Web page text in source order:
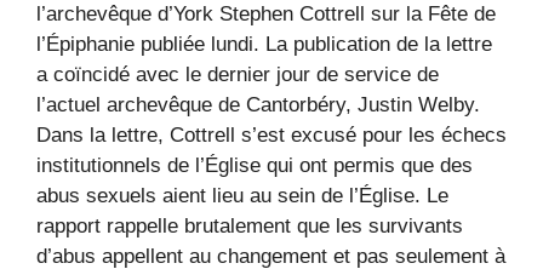
l’archevêque d’York Stephen Cottrell sur la Fête de
l’Épiphanie publiée lundi. La publication de la lettre
a coïncidé avec le dernier jour de service de
l’actuel archevêque de Cantorbéry, Justin Welby.
Dans la lettre, Cottrell s’est excusé pour les échecs
institutionnels de l’Église qui ont permis que des
abus sexuels aient lieu au sein de l’Église. Le
rapport rappelle brutalement que les survivants
d’abus appellent au changement et pas seulement à